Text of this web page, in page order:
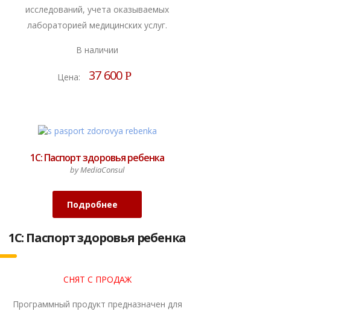
исследований, учета оказываемых
лабораторией медицинских услуг.
В наличии
Цена: 37 600Р
1С: Паспорт здоровья ребенка
by MediaConsul
Подробнее
1С: Паспорт здоровья ребенка
СНЯТ С ПРОДАЖ
Программный продукт предназначен для